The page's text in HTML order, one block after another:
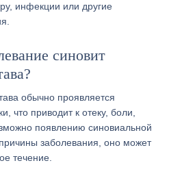
инфекции или другие
синовит
обычно проявляется
что приводит к отеку, боли,
появлению синовиальной
заболевания, оно может
течение.